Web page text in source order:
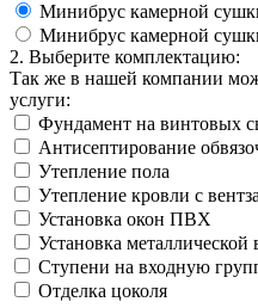
Минибрус камерной
Минибрус камерной
2. Выберите комплектацию:
Так же в нашей компании
услуги:
Фундамент на винтовых
Антисептирование
Утепление пола
Утепление кровли с
Установка окон ПВХ
Установка металлической
Ступени на входную
Отделка цоколя